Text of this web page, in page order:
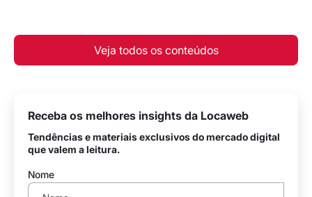
Veja todos os conteúdos
Receba os melhores insights da Locaweb
Tendências e materiais exclusivos do mercado digital
que valem a leitura.
Nome